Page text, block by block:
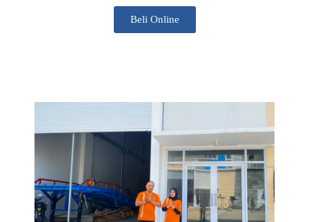
Beli Online